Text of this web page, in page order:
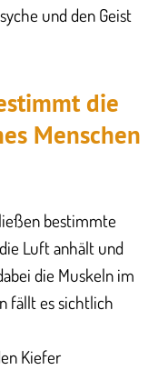
und den Geist
die
Menschen
bestimmte
Luft anhält und
die Muskeln im
fällt es sichtlich
Kiefer